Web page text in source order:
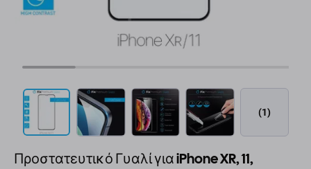
(1)
Προστατευτικό Γυαλί για iPhone XR, 11,